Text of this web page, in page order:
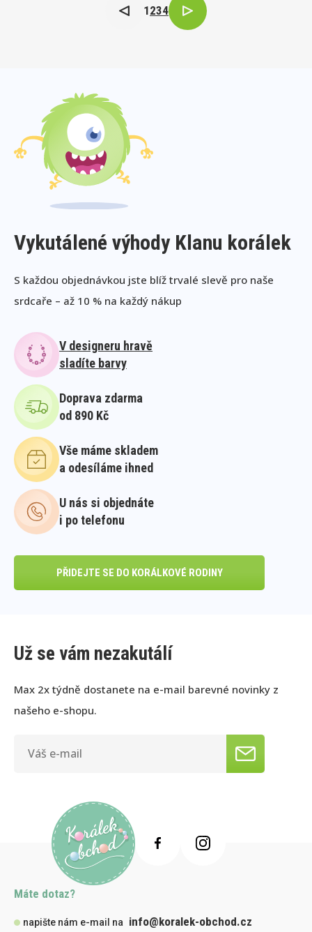
1234
Vykutálené výhody Klanu korálek
S každou objednávkou jste blíž trvalé slevě pro naše
srdcaře – až 10 % na každý nákup
V designeru hravě
sladíte barvy
Doprava zdarma
od 890 Kč
Vše máme skladem
a odesíláme ihned
U nás si objednáte
i po telefonu
PŘIDEJTE SE DO KORÁLKOVÉ RODINY
Už se vám nezakutálí
Max 2x týdně dostanete na e-mail barevné novinky z
našeho e-shopu.
Máte dotaz?
napište nám e-mail na info@koralek-obchod.cz